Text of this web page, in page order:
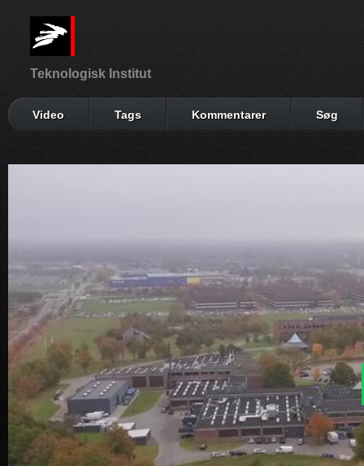
Teknologisk Institut
Video Tags Kommentarer Søg